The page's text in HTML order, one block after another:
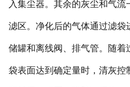
入集尘器。其余的灰尘和气流
滤区。净化后的气体通过滤袋
储罐和离线阀、排气管。随着
袋表面达到确定量时，清灰控